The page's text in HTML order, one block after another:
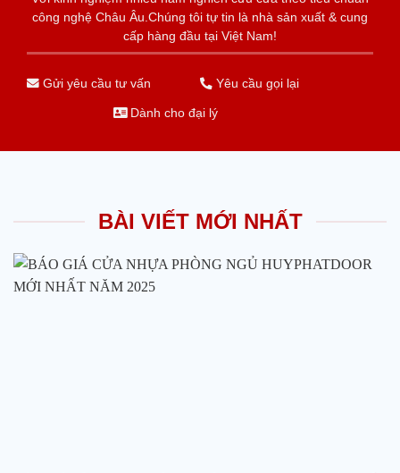
công nghệ Châu Âu.Chúng tôi tự tin là nhà sản xuất & cung
cấp hàng đầu tại Việt Nam!
Gửi yêu cầu tư vấn Yêu cầu gọi lại
Dành cho đại lý
BÀI VIẾT MỚI NHẤT